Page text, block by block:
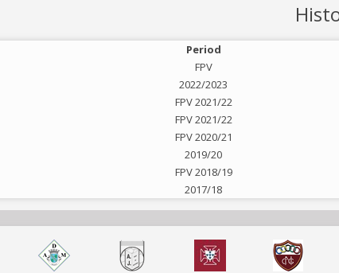
Period
FPV
2022/2023
FPV 2021/22
FPV 2021/22
FPV 2020/21
2019/20
FPV 2018/19
2017/18